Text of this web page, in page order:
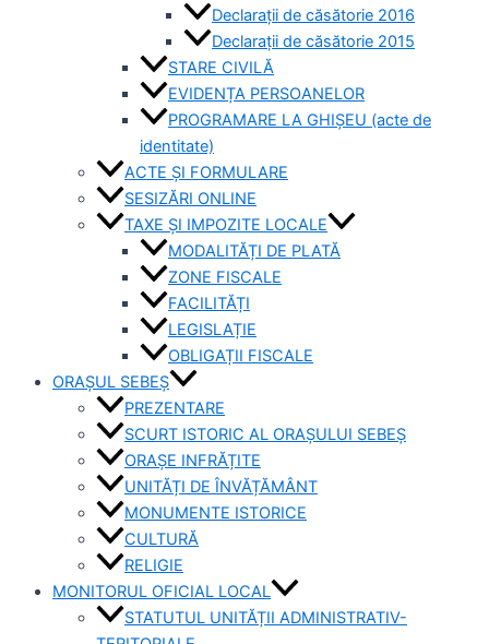
Declarații de căsătorie 2016
Declarații de căsătorie 2015
STARE CIVILĂ
EVIDENȚA PERSOANELOR
PROGRAMARE LA GHIȘEU (acte de
identitate)
ACTE ȘI FORMULARE
SESIZĂRI ONLINE
TAXE ȘI IMPOZITE LOCALE
MODALITĂȚI DE PLATĂ
ZONE FISCALE
FACILITĂȚI
LEGISLAȚIE
OBLIGAȚII FISCALE
ORAȘUL SEBEȘ
PREZENTARE
SCURT ISTORIC AL ORAȘULUI SEBEȘ
ORAȘE INFRĂȚITE
UNITĂȚI DE ÎNVĂȚĂMÂNT
MONUMENTE ISTORICE
CULTURĂ
RELIGIE
MONITORUL OFICIAL LOCAL
STATUTUL UNITĂȚII ADMINISTRATIV-